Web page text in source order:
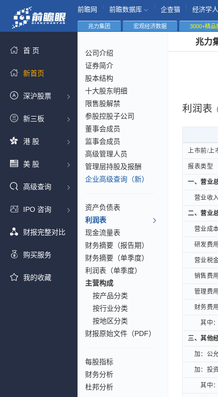
前瞻网 前瞻数据库 企查猫 经济学人
首 页
新首页
深沪股票
新三板
港 股
美 股
高级查询
IPO 咨询
财报完整对比
购买服务
我的收藏
兆力集团 宏观经济数据 3000+精品
公司介绍
证券简介
股本结构
十大股东明细
限售股解禁
参股控股子公司
董事会成员
监事会成员
高级管理人员
管理层持股及报酬
企业高级查询（新）
资产负债表
利润表
现金流量表
财务摘要（报告期）
财务摘要（单季度）
利润表（单季度）
主营构成
按产品分类
按行业分类
按地区分类
财报原始文件（PDF）
每股指标
财务分析
杜邦分析
兆力
利润表
上市前/上
报表类型
一、营业
营业收
二、营业
营业成
研发费
营业税
销售费
管理费
财务费
其中：
三、其他
加：公
加：投
其中：
上市前/上
报表类型
一、营业
营业收
二、营业
营业成
研发费
营业税
销售费
管理费
财务费
其中：
三、其他
加：公
加：投
其中：